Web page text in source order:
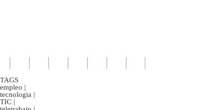
TAGS
empleo |
tecnologia |
TIC |